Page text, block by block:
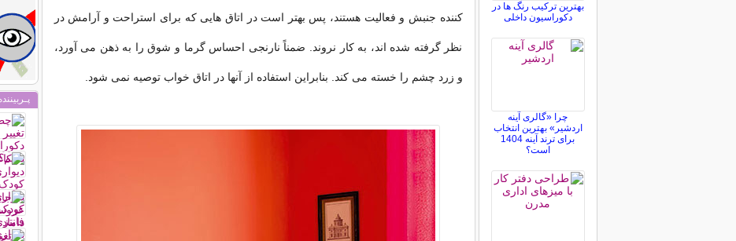
کننده جنبش و فعالیت هستند، پس بهتر است در اتاق هایی که برای استراحت و آرامش در
نظر گرفته شده اند، به کار نروند. ضمناً نارنجی احساس گرما و شوق را به ذهن می آورد،
و زرد چشم را خسته می کند. بنابراین استفاده از آنها در اتاق خواب توصیه نمی شود.
بهترین ترکیب رنگ ها در
دکوراسیون داخلی
چرا «گالری آینه
اردشیر» بهترین انتخاب
برای ترند آینه 1404
است؟